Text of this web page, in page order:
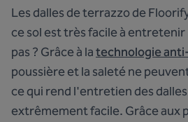
Les dalles de terrazzo de
ce sol est très facile à
pas ? Grâce à latechnologie
poussière et la saleté ne
ce qui rend l'entretien des
extrêmement facile. Grâce aux